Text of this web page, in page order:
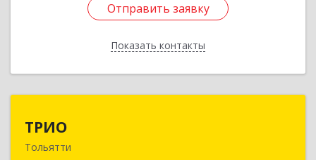
Отправить заявку
Показать контакты
Отправить заявку
Назад
ТРИО
Тольятти